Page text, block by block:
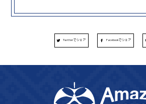
Twitterでシェア Facebookでシェア